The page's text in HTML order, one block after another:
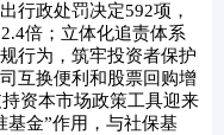
行政处罚决定592项，
倍；立体化追责体系
行为，筑牢投资者保护
互换便利和股票回购增
资本市场政策工具迎来
基金”作用，与社保基